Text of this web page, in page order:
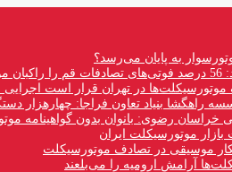
به پایان می‌رسد؟
موتورسیکلت‌ها در تهران قرار است
راهگشا بنیاد تعاون فراجا: چهارهزار
خراسان رضوی: بانوان بدون گواهینامه
موتورسیکلت ایران
موسیقی در تصادف موتورسیکلت
آرامش ارومیه را می‌بلعند